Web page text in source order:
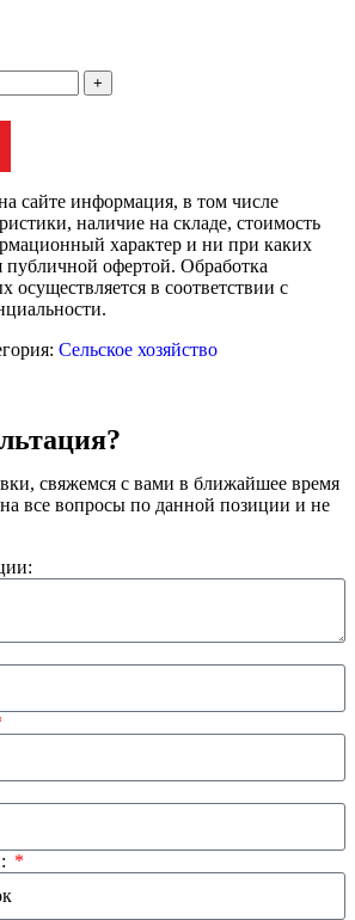
сайте информация, в том числе
наличие на складе, стоимость
характер и ни при каких
публичной офертой. Обработка
осуществляется в соответствии с
Сельское хозяйство
свяжемся с вами в ближайшее время
все вопросы по данной позиции и не